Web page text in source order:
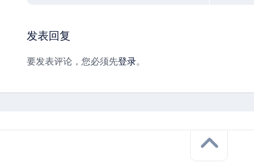
发表回复
要发表评论，您必须先登录。